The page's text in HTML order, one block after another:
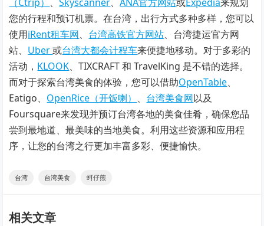
您的行程和预订机票。在台湾，出行方式多种多样，您可以
使用iRent租车网、 台湾高铁官方网站、台湾捷运官方网
站、 Uber或台湾大都会计程车来便捷地移动。对于多彩的
活动， KLOOK、TIXCRAFT 和 TravelKing 是不错的选择。
而对于探索台湾美食的体验，您可以借助OpenTable、
Eatigo、 OpenRice（开饭喇） 、 台湾美食网以及
Foursquare来发现并预订台湾各地的美食佳肴，确保您品
尝到最地道、最美味的当地美食。利用这些资源和应用程
序，让您的台湾之行更加丰富多彩、便捷愉快。
台湾 台湾美食 蚵仔煎
相关文章